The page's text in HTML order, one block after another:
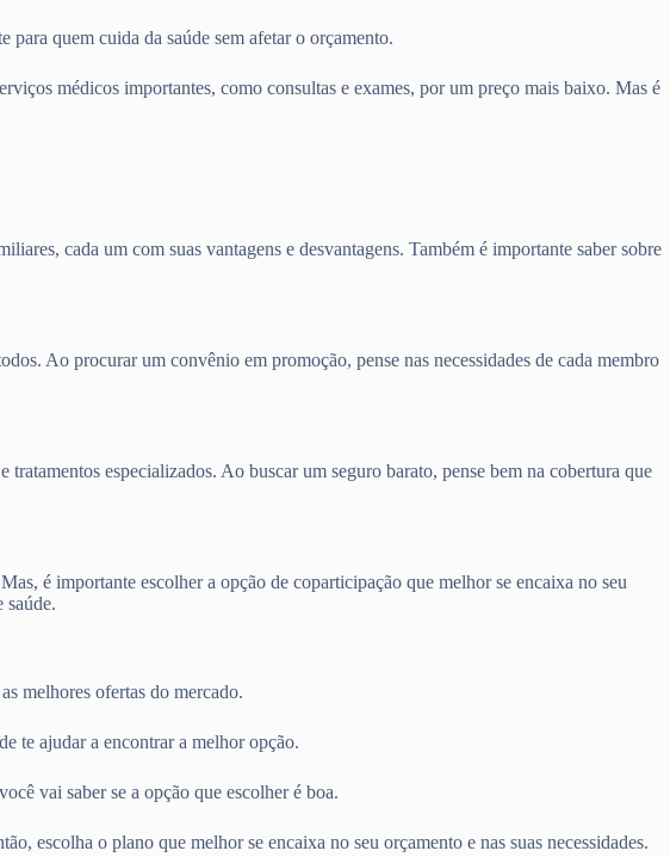
quem cuida da saúde sem afetar o orçamento.
médicos importantes, como consultas e exames, por um preço mais baixo. Mas é
cada um com suas vantagens e desvantagens. Também é importante saber sobre
Ao procurar um convênio em promoção, pense nas necessidades de cada membro
especializados. Ao buscar um seguro barato, pense bem na cobertura que
é importante escolher a opção de coparticipação que melhor se encaixa no seu
saúde.
melhores ofertas do mercado.
te ajudar a encontrar a melhor opção.
vai saber se a opção que escolher é boa.
escolha o plano que melhor se encaixa no seu orçamento e nas suas necessidades.